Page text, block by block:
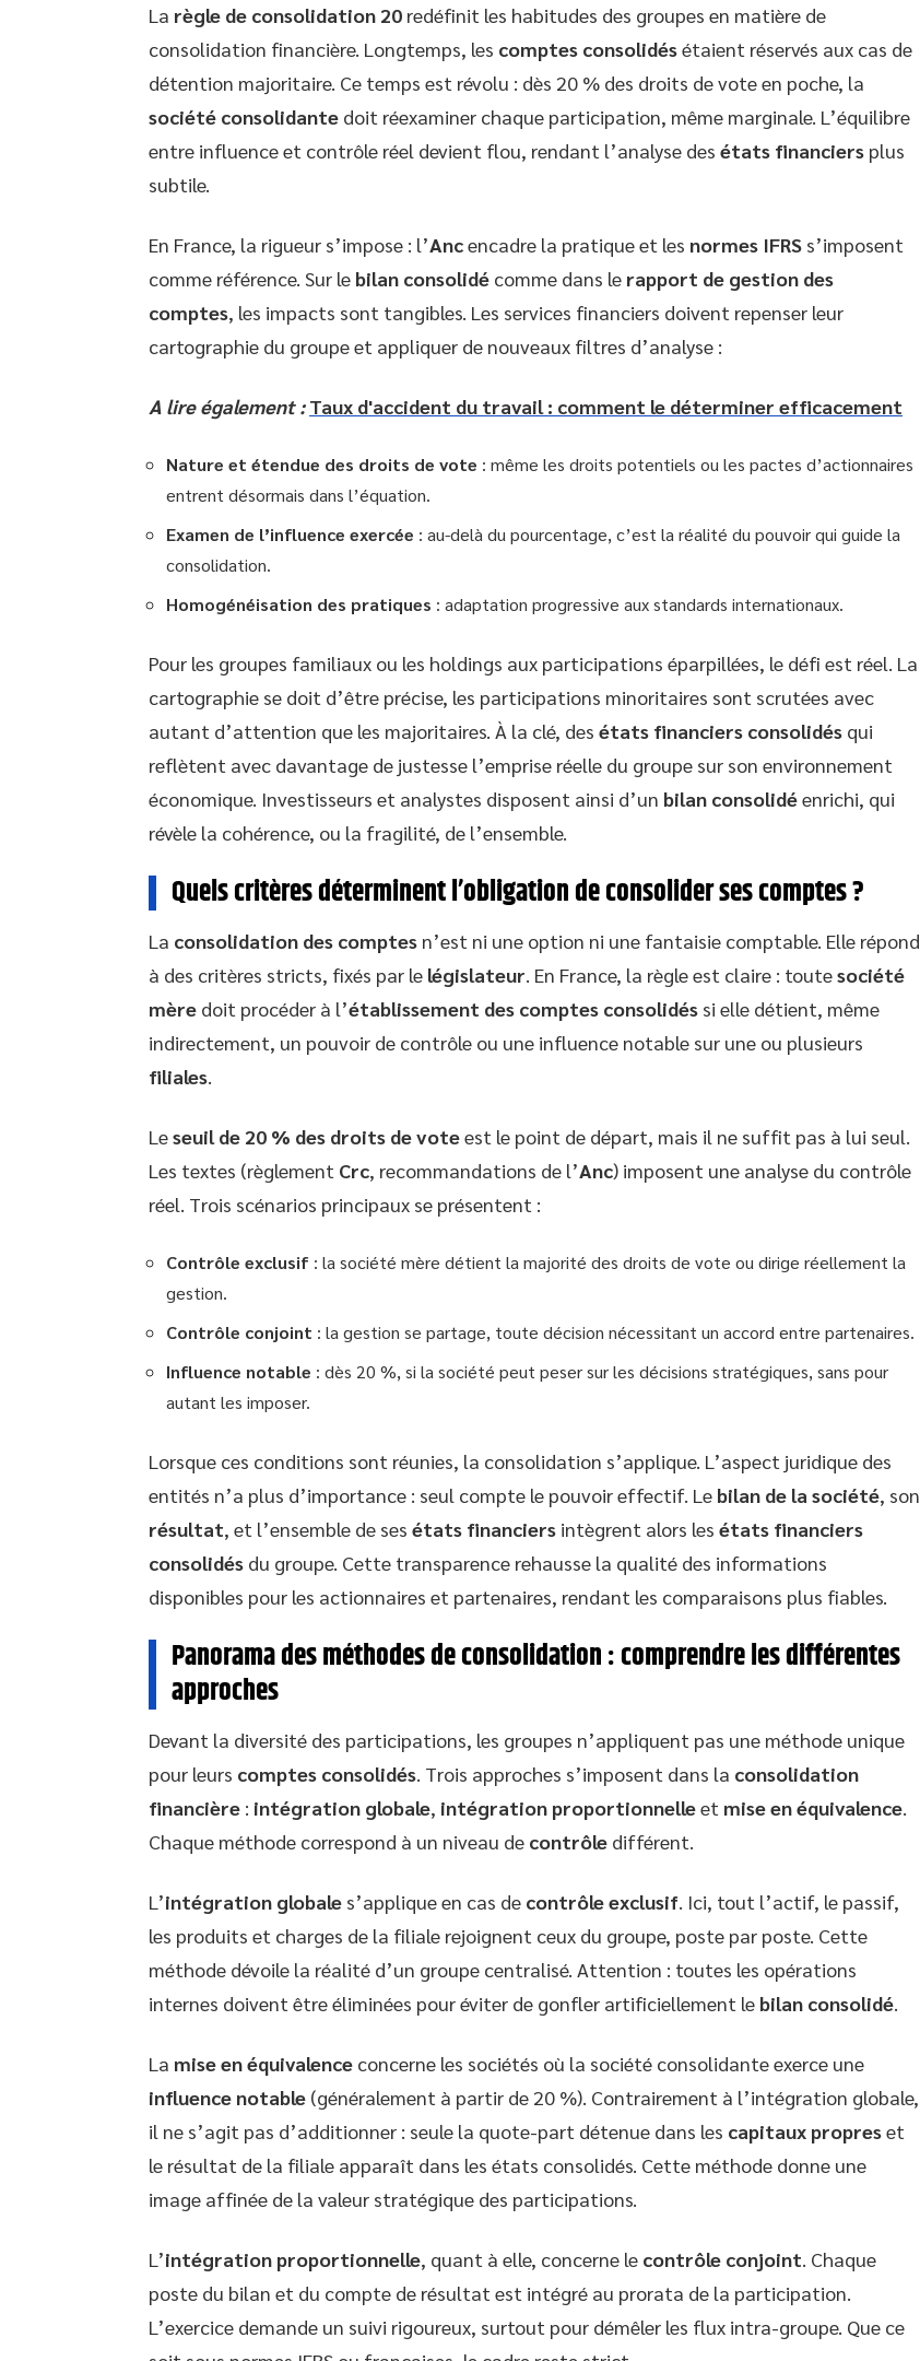
La règle de consolidation 20 redéfinit les habitudes des groupes en matière de
consolidation financière. Longtemps, les comptes consolidésétaient réservés aux cas de
détention majoritaire. Ce temps est révolu : dès 20 % des droits de vote en poche, la
société consolidante doit réexaminer chaque participation, même marginale. L’équilibre
entre influence et contrôle réel devient flou, rendant l’analyse des états financiers plus
subtile.
En France, la rigueur s’impose : l’Ancencadre la pratique et les normes IFRS s’imposent
comme référence. Sur le bilan consolidé comme dans le rapport de gestion des
comptes, les impacts sont tangibles. Les services financiers doivent repenser leur
cartographie du groupe et appliquer de nouveaux filtres d’analyse :
A lire également : Taux d'accident du travail : comment le déterminer efficacement
Nature et étendue des droits de vote : même les droits potentiels ou les pactes d’actionnaires
entrent désormais dans l’équation.
Examen de l’influence exercée : au-delà du pourcentage, c’est la réalité du pouvoir qui guide la
consolidation.
Homogénéisation des pratiques : adaptation progressive aux standards internationaux.
Pour les groupes familiaux ou les holdings aux participations éparpillées, le défi est réel. La
cartographie se doit d’être précise, les participations minoritaires sont scrutées avec
autant d’attention que les majoritaires. À la clé, des états financiers consolidés qui
reflètent avec davantage de justesse l’emprise réelle du groupe sur son environnement
économique. Investisseurs et analystes disposent ainsi d’un bilan consolidéenrichi, qui
révèle la cohérence, ou la fragilité, de l’ensemble.
Quels critères déterminent l’obligation de consolider ses comptes ?
La consolidation des comptes n’est ni une option ni une fantaisie comptable. Elle répond
à des critères stricts, fixés par le législateur . En France, la règle est claire : toutesociété
mère doit procéder à l’établissement des comptes consolidés si elle détient, même
indirectement, un pouvoir de contrôle ou une influence notable sur une ou plusieurs
filiales
Leseuil de 20 % des droits de voteest le point de départ, mais il ne suffit pas à lui seul.
Les textes (règlement Crc, recommandations de l’Anc) imposent une analyse du contrôle
réel. Trois scénarios principaux se présentent :
Contrôle exclusif : la société mère détient la majorité des droits de vote ou dirige réellement la
gestion.
Contrôle conjoint : la gestion se partage, toute décision nécessitant un accord entre partenaires.
Influence notable : dès 20 %, si la société peut peser sur les décisions stratégiques, sans pour
autant les imposer.
Lorsque ces conditions sont réunies, la consolidation s’applique. L’aspect juridique des
entités n’a plus d’importance : seul compte le pouvoir effectif. Le bilan de la société, son
résultat, et l’ensemble de ses états financiers intègrent alors les états financiers
consolidés du groupe. Cette transparence rehausse la qualité des informations
disponibles pour les actionnaires et partenaires, rendant les comparaisons plus fiables.
Panorama des méthodes de consolidation : comprendre les différentes
approches
Devant la diversité des participations, les groupes n’appliquent pas une méthode unique
pour leurs comptes consolidés . Trois approches s’imposent dans la consolidation
financière : intégration globale, intégration proportionnelleet mise en équivalence
Chaque méthode correspond à un niveau de contrôle différent.
L’intégration globale s’applique en cas de contrôle exclusif . Ici, tout l’actif, le passif,
les produits et charges de la filiale rejoignent ceux du groupe, poste par poste. Cette
méthode dévoile la réalité d’un groupe centralisé. Attention : toutes les opérations
internes doivent être éliminées pour éviter de gonfler artificiellement le bilan consolidé
La mise en équivalence concerne les sociétés où la société consolidante exerce une
influence notable (généralement à partir de 20 %). Contrairement à l’intégration globale,
il ne s’agit pas d’additionner : seule la quote-part détenue dans les capitaux propreset
le résultat de la filiale apparaît dans les états consolidés. Cette méthode donne une
image affinée de la valeur stratégique des participations.
L’intégration proportionnelle, quant à elle, concerne le contrôle conjoint . Chaque
poste du bilan et du compte de résultat est intégré au prorata de la participation.
L’exercice demande un suivi rigoureux, surtout pour démêler les flux intra-groupe. Que ce